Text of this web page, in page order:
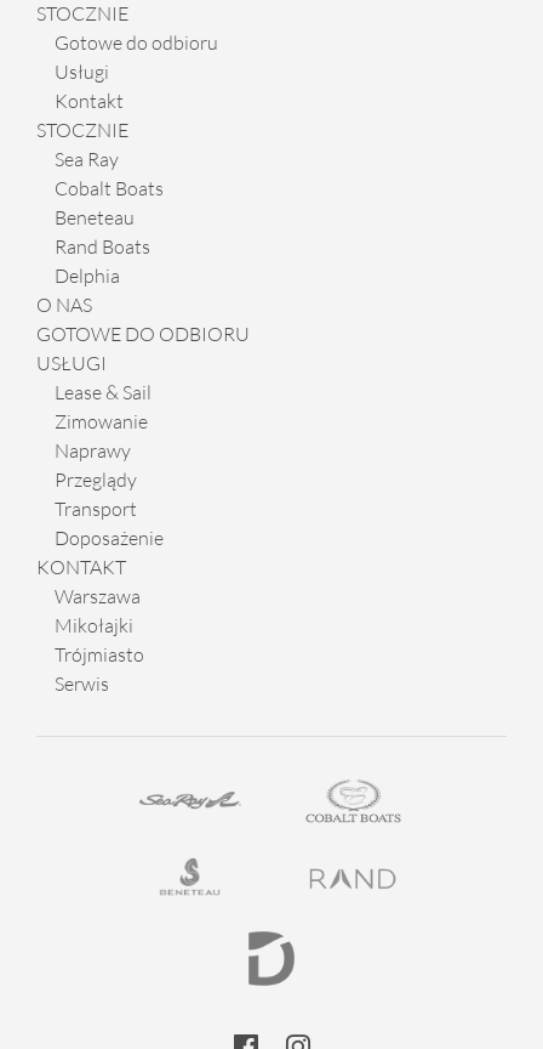
STOCZNIE
Gotowe do odbioru
Usługi
Kontakt
STOCZNIE
Sea Ray
Cobalt Boats
Beneteau
Rand Boats
Delphia
O NAS
GOTOWE DO ODBIORU
USŁUGI
Lease & Sail
Zimowanie
Naprawy
Przeglądy
Transport
Doposażenie
KONTAKT
Warszawa
Mikołajki
Trójmiasto
Serwis